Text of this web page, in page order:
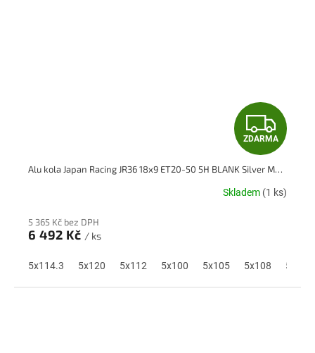
Z
D
A
A
ZDARMA
Alu kola Japan Racing JR36 18x9 ET20-50 5H BLANK Silver Machined Face
Skladem (1 ks)
5 365 Kč bez DPH
6 492 Kč / ks
5x114.3 5x120 5x112 5x100 5x105 5x108 5x110